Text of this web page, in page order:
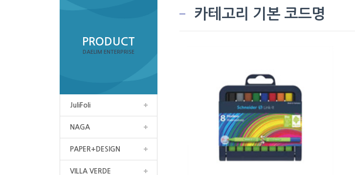
PRODUCT
DAELIM ENTERPRISE
JuliFoli
NAGA
PAPER+DESIGN
VILLA VERDE
카테고리 기본 코드명